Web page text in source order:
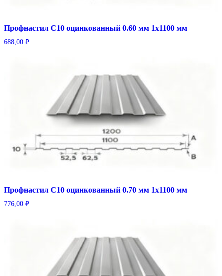
Профнастил С10 оцинкованный 0.60 мм 1х1100 мм
688,00 ₽
Профнастил С10 оцинкованный 0.70 мм 1х1100 мм
776,00 ₽